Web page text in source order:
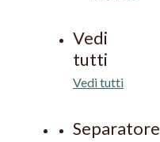
Vedi
tutti
Vedi tutti
Separatore